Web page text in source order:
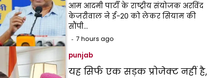
आम आदमी पार्टी के राष्ट्रीय संयोजक अरविंद
केजरीवाल ने ई-20 को लेकर सियाम की
सौंपी…
7 hours ago
punjab
यह सिर्फ एक सड़क प्रोजेक्ट नहीं है,